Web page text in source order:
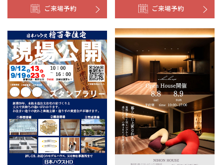
ご来場予約 ご来場予約